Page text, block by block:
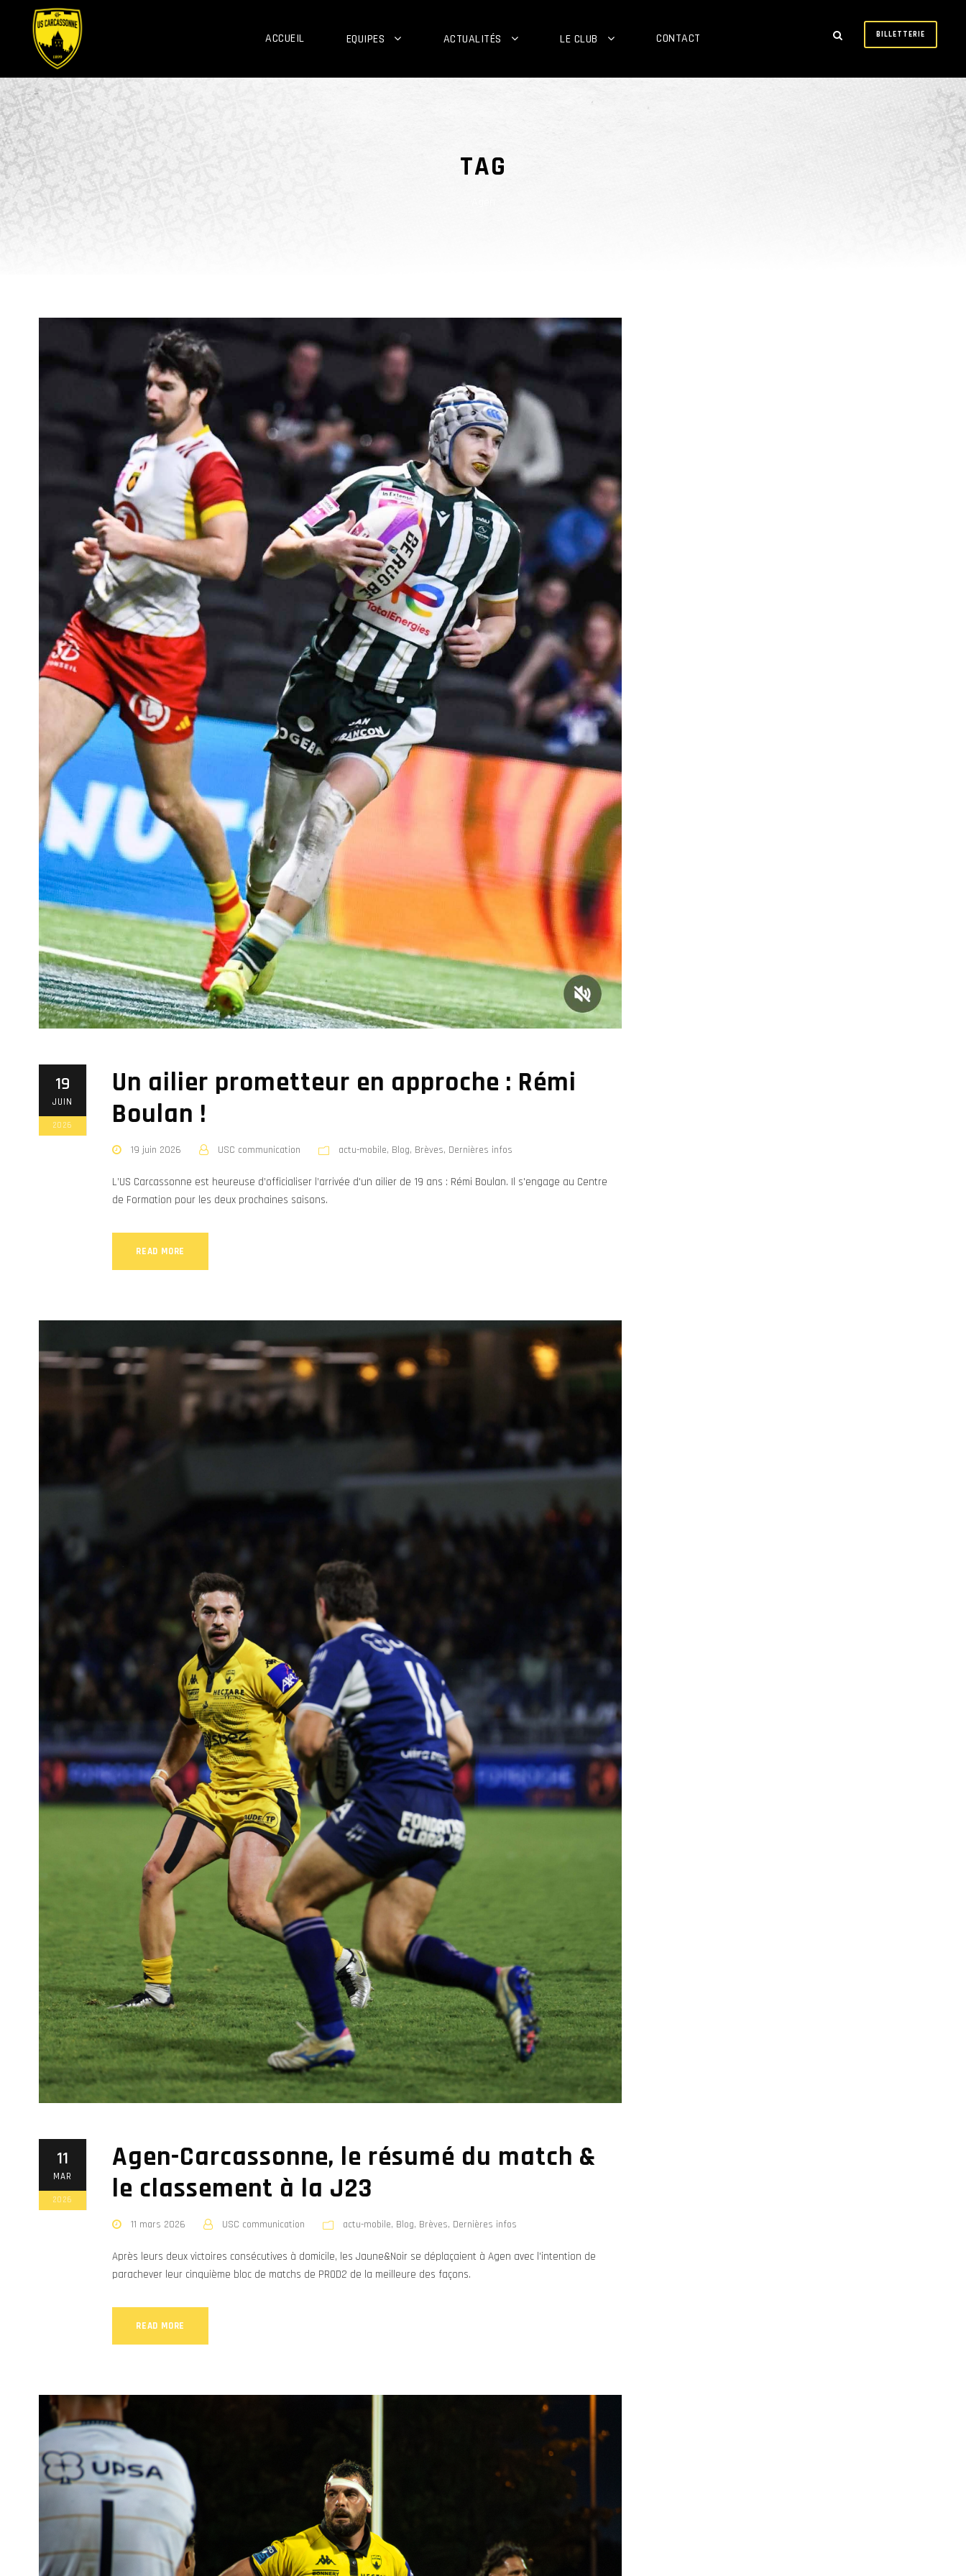
ACCUEIL EQUIPES ACTUALITÉS LE CLUB CONTACT BILLETTERIE
TAG
19
JUIN
2026
Un ailier prometteur en approche : Rémi
Boulan !
19 juin 2026 USC communication actu-mobile, Blog, Brèves, Dernières infos
L’US Carcassonne est heureuse d’officialiser l’arrivée d'un ailier de 19 ans : Rémi Boulan. Il s'engage au Centre
de Formation pour les deux prochaines saisons.
READ MORE
11
MAR
2026
Agen-Carcassonne, le résumé du match &
le classement à la J23
11 mars 2026 USC communication actu-mobile, Blog, Brèves, Dernières infos
Après leurs deux victoires consécutives à domicile, les Jaune&Noir se déplaçaient à Agen avec l'intention de
parachever leur cinquième bloc de matchs de PROD2 de la meilleure des façons.
READ MORE